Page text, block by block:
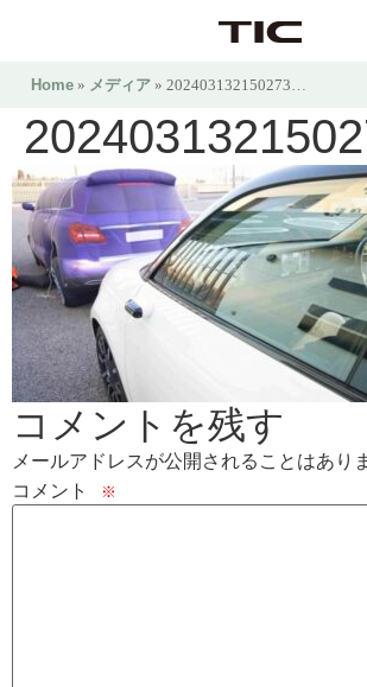
Home » メディア » 202403132150273…
コメントを残す
メールアドレスが公開されることはあり
コメント
※